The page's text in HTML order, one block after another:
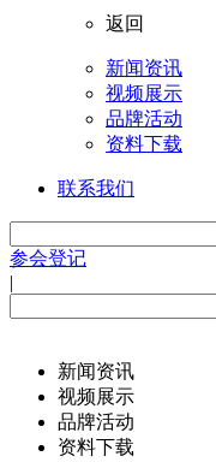
返回
新闻资讯
视频展示
品牌活动
资料下载
联系我们
参会登记
|
新闻资讯
视频展示
品牌活动
资料下载